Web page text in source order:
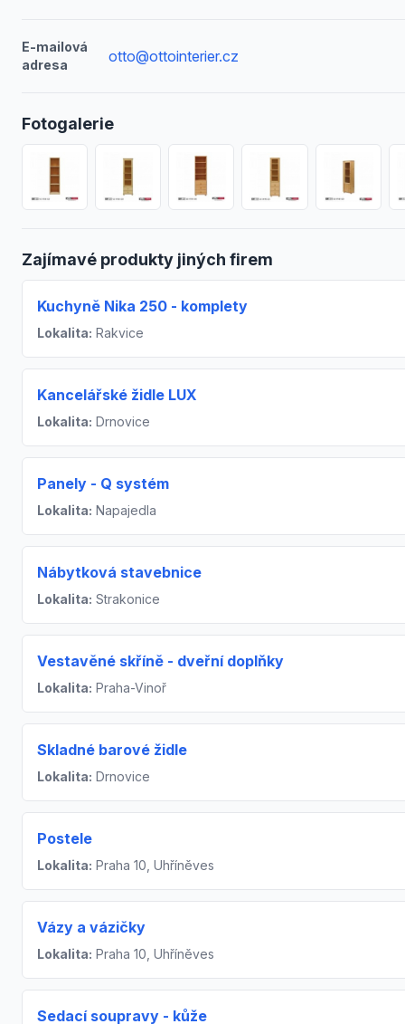
E-mailová
adresa
otto@ottointerier.cz
Fotogalerie
Zajímavé produkty jiných firem
Kuchyně Nika 250 - komplety
Lokalita: Rakvice
Kancelářské židle LUX
Lokalita: Drnovice
Panely - Q systém
Lokalita: Napajedla
Nábytková stavebnice
Lokalita: Strakonice
Vestavěné skříně - dveřní doplňky
Lokalita: Praha-Vinoř
Skladné barové židle
Lokalita: Drnovice
Postele
Lokalita: Praha 10, Uhříněves
Vázy a vázičky
Lokalita: Praha 10, Uhříněves
Sedací soupravy - kůže